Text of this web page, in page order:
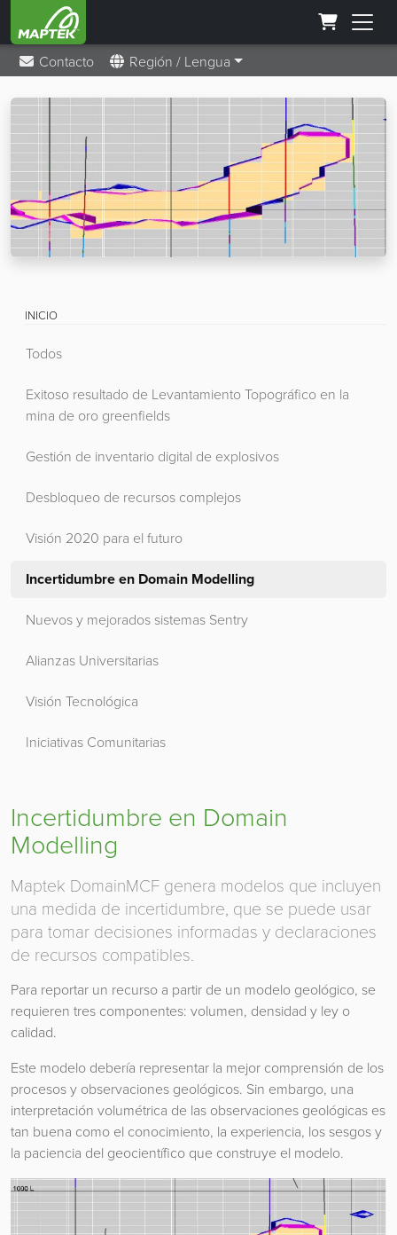
Contacto Región / Lengua
INICIO
Todos
Exitoso resultado de Levantamiento Topográfico en la
mina de oro greenfields
Gestión de inventario digital de explosivos
Desbloqueo de recursos complejos
Visión 2020 para el futuro
Incertidumbre en Domain Modelling
Nuevos y mejorados sistemas Sentry
Alianzas Universitarias
Visión Tecnológica
Iniciativas Comunitarias
Incertidumbre en Domain
Modelling
Maptek DomainMCF genera modelos que incluyen
una medida de incertidumbre, que se puede usar
para tomar decisiones informadas y declaraciones
de recursos compatibles.
Para reportar un recurso a partir de un modelo geológico, se
requieren tres componentes: volumen, densidad y ley o
calidad.
Este modelo debería representar la mejor comprensión de los
procesos y observaciones geológicos. Sin embargo, una
interpretación volumétrica de las observaciones geológicas es
tan buena como el conocimiento, la experiencia, los sesgos y
la paciencia del geocientífico que construye el modelo.